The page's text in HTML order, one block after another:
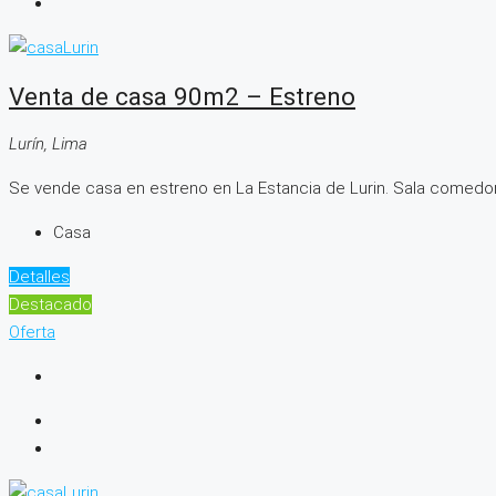
Venta de casa 90m2 – Estreno
Lurín, Lima
Se vende casa en estreno en La Estancia de Lurin. Sala
Casa
Detalles
Destacado
Oferta